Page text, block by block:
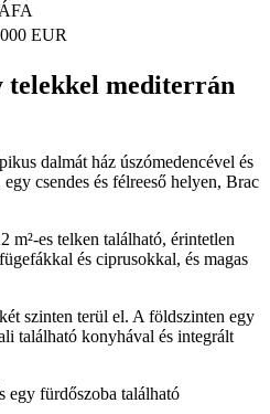
EUR
telekkel mediterrán
dalmát ház úszómedencével és
csendes és félreeső helyen, Brac
es telken található, érintetlen
és ciprusokkal, és magas
szinten terül el. A földszinten egy
található konyhával és integrált
egy fürdőszoba található